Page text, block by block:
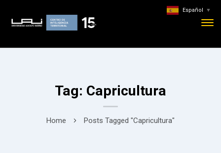
Tag: Capricultura
Home Posts Tagged "Capricultura"
Español ▼